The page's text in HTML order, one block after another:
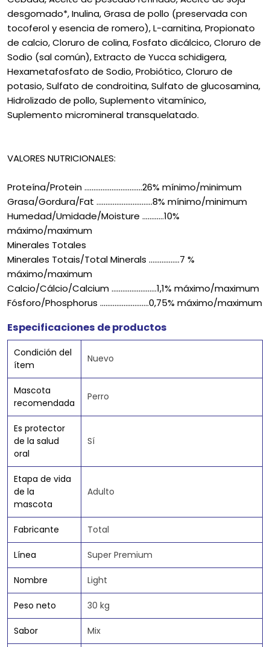
desgomado*, Inulina, Grasa de pollo (preservada con
tocoferol y esencia de romero), L-carnitina, Propionato
de calcio, Cloruro de colina, Fosfato dicálcico, Cloruro de
Sodio (sal común), Extracto de Yucca schidigera,
Hexametafosfato de Sodio, Probiótico, Cloruro de
potasio, Sulfato de condroitina, Sulfato de glucosamina,
Hidrolizado de pollo, Suplemento vitamínico,
Suplemento micromineral transquelatado.
VALORES NUTRICIONALES:
Proteína/Protein ................................26% mínimo/minimum
Grasa/Gordura/Fat ...............................8% mínimo/minimum
Humedad/Umidade/Moisture ............10%
máximo/maximum
Minerales Totales
Minerales Totais/Total Minerals .................7 %
máximo/maximum
Calcio/Cálcio/Calcium .........................1,1% máximo/maximum
Fósforo/Phosphorus ...........................0,75% máximo/maximum
Especificaciones de productos
Condición del
ítem
Nuevo
Mascota
recomendada
Perro
Es protector
de la salud
oral
Sí
Etapa de vida
de la
mascota
Adulto
Fabricante Total
Línea Super Premium
Nombre Light
Peso neto 30 kg
Sabor Mix